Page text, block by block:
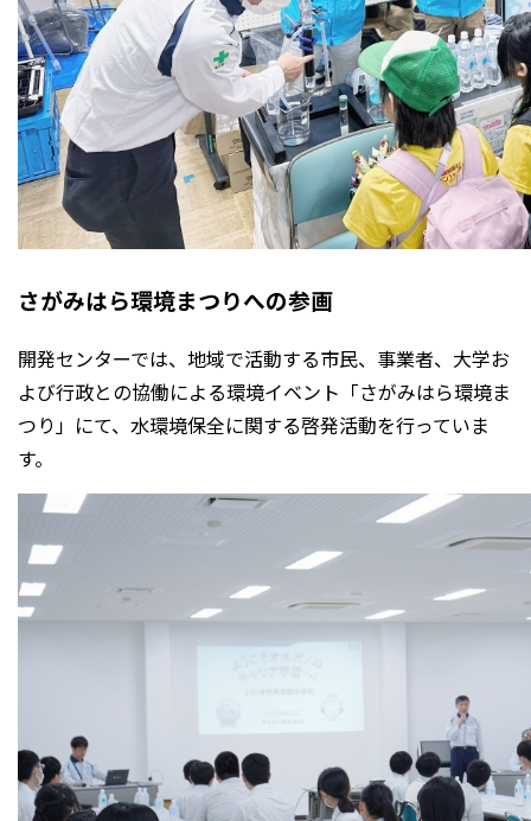
さがみはら環境まつりへの参画
開発センターでは、地域で活動する市民、事業者、大学お
よび行政との協働による環境イベント「さがみはら環境ま
つり」にて、水環境保全に関する啓発活動を行っていま
す。